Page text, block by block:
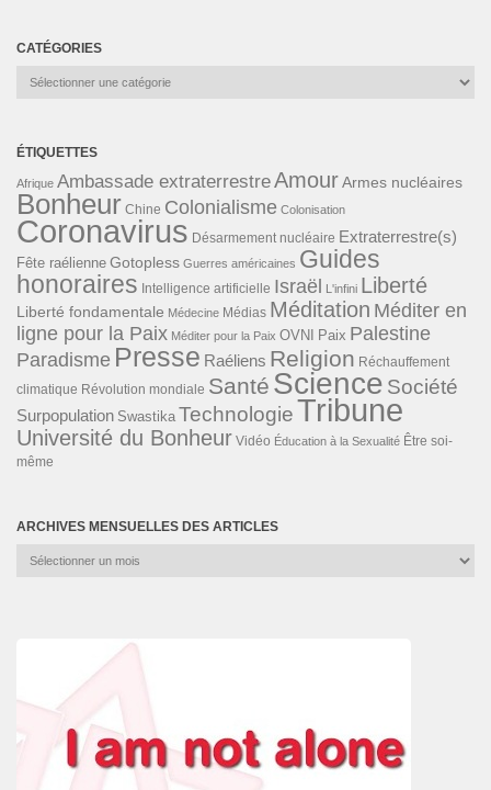
CATÉGORIES
Catégories
ÉTIQUETTES
Afrique Ambassade extraterrestreAmourArmes nucléaires
Bonheur Chine Colonialisme Colonisation
Coronavirus Désarmement nucléaire Extraterrestre(s)
Fête raélienne Gotopless Guerres américaines Guides
honoraires Intelligence artificielle Israël L'infini Liberté
Liberté fondamentale Médecine Médias Méditation Méditer en
ligne pour la Paix Méditer pour la Paix OVNI Paix Palestine
Paradisme Presse Raéliens Religion Réchauffement
climatique Révolution mondiale Santé Science Société
Surpopulation Swastika TechnologieTribune
Université du Bonheur Vidéo Éducation à la Sexualité Être soi-
même
ARCHIVES MENSUELLES DES ARTICLES
Archives